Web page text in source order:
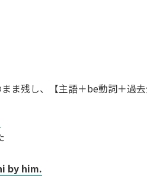
ま残し、【主語＋be動詞＋過
by him.